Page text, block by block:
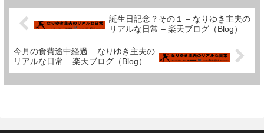
誕生日記念？その１ – なりゆき主夫の
リアルな日常 – 楽天ブログ（Blog）
今月の食費途中経過 – なりゆき主夫の
リアルな日常 – 楽天ブログ（Blog）